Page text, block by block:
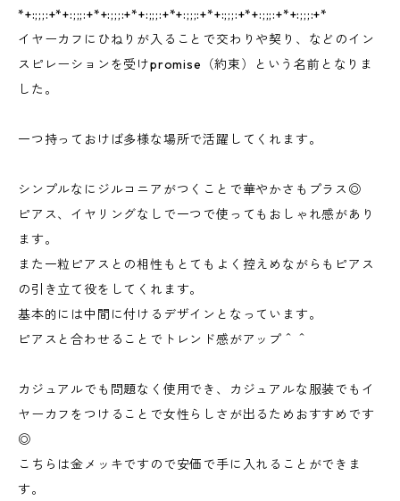
*+:;;;:+*+:;;;:+*+:;;;:+*+:;;;:+*+:;;;:+*+:;;;:+*+:;;;:+*+:;;;:+*
イヤーカフにひねりが入ることで交わりや契り、などのイン
スピレーションを受けpromise（約束）という名前となりま
した。
一つ持っておけば多様な場所で活躍してくれます。
シンプルなにジルコニアがつくことで華やかさもプラス◎
ピアス、イヤリングなしで一つで使ってもおしゃれ感があり
ます。
また一粒ピアスとの相性もとてもよく控えめながらもピアス
の引き立て役をしてくれます。
基本的には中間に付けるデザインとなっています。
ピアスと合わせることでトレンド感がアップ＾＾
カジュアルでも問題なく使用でき、カジュアルな服装でもイ
ヤーカフをつけることで女性らしさが出るためおすすめです
◎
こちらは金メッキですので安価で手に入れることができま
す。